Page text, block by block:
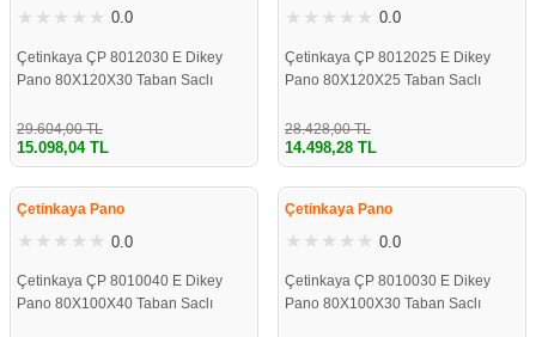
0.0
Çetinkaya ÇP 8012030 E Dikey
Pano 80X120X30 Taban Saclı
29.604,00 TL
15.098,04 TL
0.0
Çetinkaya ÇP 8012025 E Dikey
Pano 80X120X25 Taban Saclı
28.428,00 TL
14.498,28 TL
%49
Çetinkaya Pano
0.0
Çetinkaya ÇP 8010040 E Dikey
Pano 80X100X40 Taban Saclı
%49
Çetinkaya Pano
0.0
Çetinkaya ÇP 8010030 E Dikey
Pano 80X100X30 Taban Saclı